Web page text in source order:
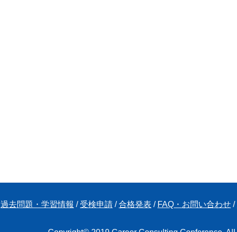
過去問題・学習情報 / 受検申請 /合格発表 / FAQ・お問い合わせ /